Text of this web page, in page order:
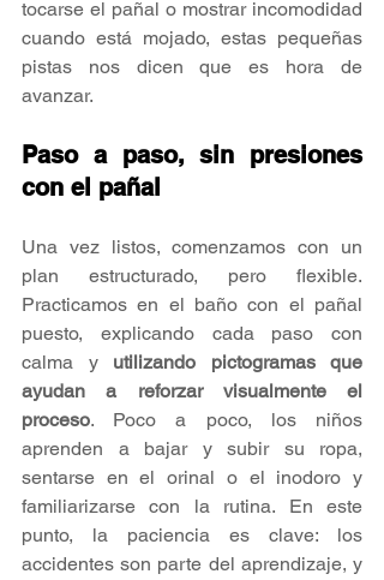
tocarse el pañal o mostrar incomodidad
cuando está mojado, estas pequeñas
pistas nos dicen que es hora de
avanzar.
Paso a paso, sin presiones
con el pañal
Una vez listos, comenzamos con un
plan estructurado, pero flexible.
Practicamos en el baño con el pañal
puesto, explicando cada paso con
calma y utilizando pictogramas que
ayudan a reforzar visualmente el
proceso. Poco a poco, los niños
aprenden a bajar y subir su ropa,
sentarse en el orinal o el inodoro y
familiarizarse con la rutina. En este
punto, la paciencia es clave: los
accidentes son parte del aprendizaje, y